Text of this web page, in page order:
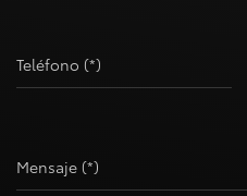
Teléfono (*)
Mensaje (*)